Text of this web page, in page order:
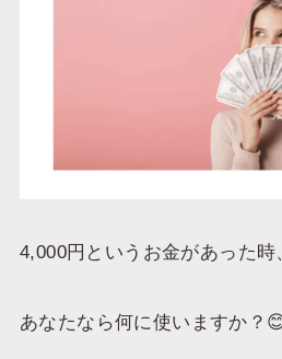
4,000円というお金があった時
あなたなら何に使いますか？